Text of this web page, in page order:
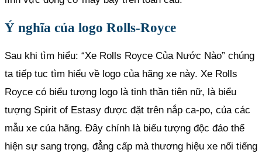
Ý nghĩa của logo Rolls-Royce
Sau khi tìm hiểu: “Xe Rolls Royce Của Nước Nào” chúng
ta tiếp tục tìm hiểu về logo của hãng xe này. Xe Rolls
Royce có biểu tượng logo là tinh thần tiên nữ, là biểu
tượng Spirit of Estasy được đặt trên nắp ca-po, của các
mẫu xe của hãng. Đây chính là biểu tượng độc đáo thể
hiện sự sang trọng, đẳng cấp mà thương hiệu xe nổi tiếng